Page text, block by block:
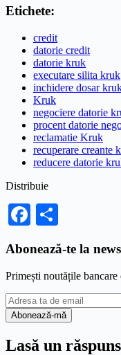
Etichete:
credit
datorie credit
datorie kruk
executare silita kruk
inchidere dosar
Kruk
negociere datorie
procent datorie
reclamatie Kruk
recuperare creante
reducere datorie
Distribuie
Facebook
Abonează-te la
Primești noutățile bancare
Lasă un răspuns